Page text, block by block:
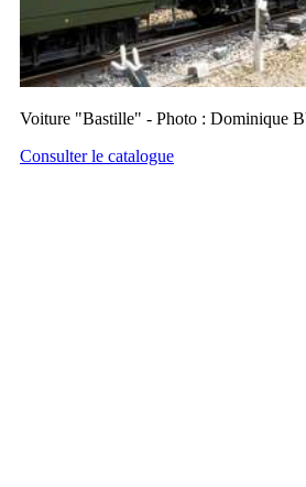
Voiture "Bastille" - Photo : Dominique
Consulter le catalogue